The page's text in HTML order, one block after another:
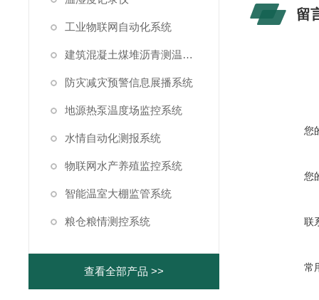
工业物联网自动化系统
建筑混凝土煤堆沥青测温系统
防灾减灾预警信息展播系统
地源热泵温度场监控系统
水情自动化测报系统
物联网水产养殖监控系统
智能温室大棚监管系统
粮仓粮情测控系统
查看全部产品 >>
留
您
您
联
常